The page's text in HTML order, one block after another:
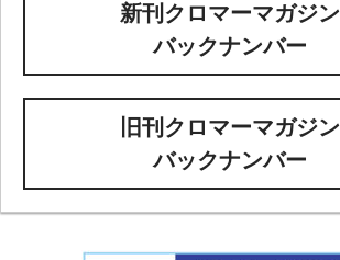
新刊クロマーマガジン
バックナンバー
旧刊クロマーマガジン
バックナンバー